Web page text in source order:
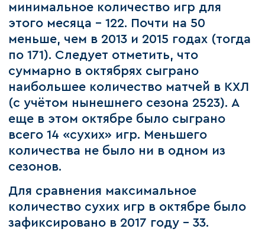
минимальное количество игр для
этого месяца – 122. Почти на 50
меньше, чем в 2013 и 2015 годах (тогда
по 171). Следует отметить, что
суммарно в октябрях сыграно
наибольшее количество матчей в КХЛ
(с учётом нынешнего сезона 2523). А
еще в этом октябре было сыграно
всего 14 «сухих» игр. Меньшего
количества не было ни в одном из
сезонов.
Для сравнения максимальное
количество сухих игр в октябре было
зафиксировано в 2017 году – 33.